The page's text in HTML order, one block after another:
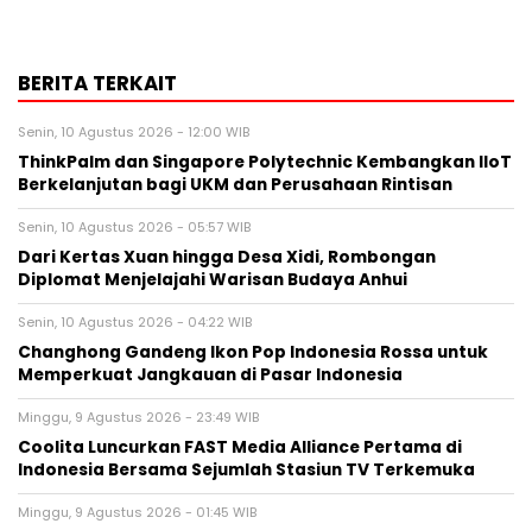
BERITA TERKAIT
Senin, 10 Agustus 2026 - 12:00 WIB
ThinkPalm dan Singapore Polytechnic Kembangkan IIoT
Berkelanjutan bagi UKM dan Perusahaan Rintisan
Senin, 10 Agustus 2026 - 05:57 WIB
Dari Kertas Xuan hingga Desa Xidi, Rombongan
Diplomat Menjelajahi Warisan Budaya Anhui
Senin, 10 Agustus 2026 - 04:22 WIB
Changhong Gandeng Ikon Pop Indonesia Rossa untuk
Memperkuat Jangkauan di Pasar Indonesia
Minggu, 9 Agustus 2026 - 23:49 WIB
Coolita Luncurkan FAST Media Alliance Pertama di
Indonesia Bersama Sejumlah Stasiun TV Terkemuka
Minggu, 9 Agustus 2026 - 01:45 WIB